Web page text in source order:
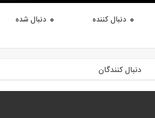
0 دنبال کننده 0 دنبال شده
دنبال کنندگان